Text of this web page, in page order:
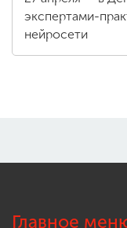
экспертами-
нейросети
Главное